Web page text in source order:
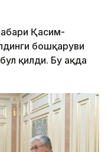
Қасим-
бошқаруви
қилди. Бу ҳақда